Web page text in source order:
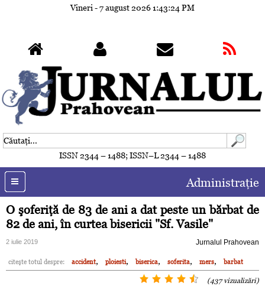
Vineri - 7 august 20261:43:27 PM
ISSN 2344 – 1488; ISSN–L 2344 – 1488
Administraţie
O şoferiţă de 83 de ani a dat peste un bărbat de
82 de ani, în curtea bisericii "Sf. Vasile"
2 iulie 2019 Jurnalul Prahovean
citeşte totul despre: accident, ploiesti, biserica, soferita, mers, barbat
(437 vizualizări)